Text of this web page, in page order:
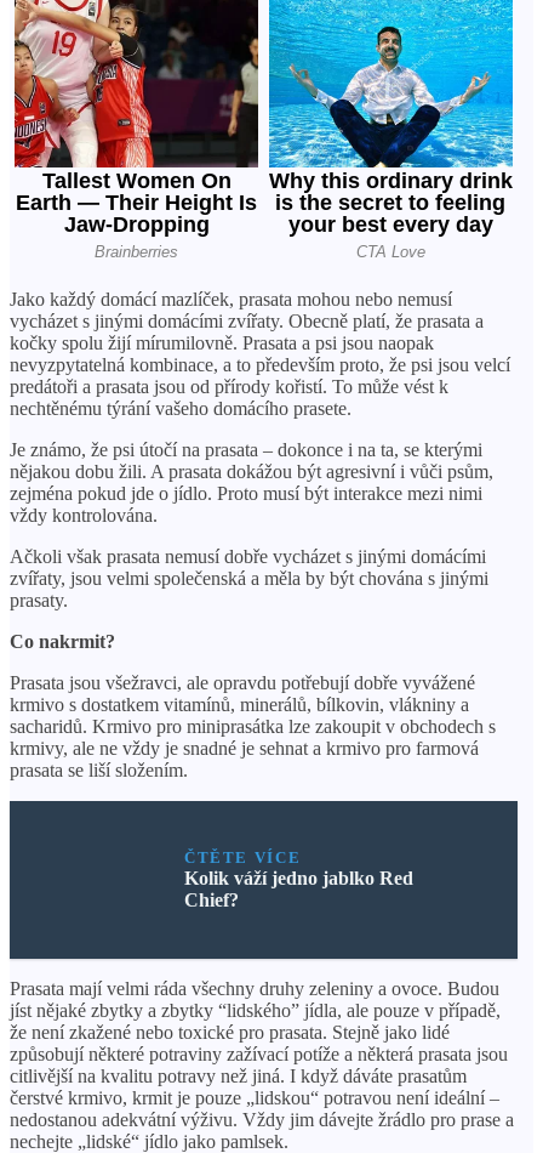
Jako každý domácí mazlíček, prasata mohou nebo nemusí
vycházet s jinými domácími zvířaty. Obecně platí, že prasata a
kočky spolu žijí mírumilovně. Prasata a psi jsou naopak
nevyzpytatelná kombinace, a to především proto, že psi jsou velcí
predátoři a prasata jsou od přírody kořistí. To může vést k
nechtěnému týrání vašeho domácího prasete.
Je známo, že psi útočí na prasata – dokonce i na ta, se kterými
nějakou dobu žili. A prasata dokážou být agresivní i vůči psům,
zejména pokud jde o jídlo. Proto musí být interakce mezi nimi
vždy kontrolována.
Ačkoli však prasata nemusí dobře vycházet s jinými domácími
zvířaty, jsou velmi společenská a měla by být chována s jinými
prasaty.
Co nakrmit?
Prasata jsou všežravci, ale opravdu potřebují dobře vyvážené
krmivo s dostatkem vitamínů, minerálů, bílkovin, vlákniny a
sacharidů. Krmivo pro miniprasátka lze zakoupit v obchodech s
krmivy, ale ne vždy je snadné je sehnat a krmivo pro farmová
prasata se liší složením.
ČTĚTE VÍCE
Kolik váží jedno jablko Red
Chief?
Prasata mají velmi ráda všechny druhy zeleniny a ovoce. Budou
jíst nějaké zbytky a zbytky “lidského” jídla, ale pouze v případě,
že není zkažené nebo toxické pro prasata. Stejně jako lidé
způsobují některé potraviny zažívací potíže a některá prasata jsou
citlivější na kvalitu potravy než jiná. I když dáváte prasatům
čerstvé krmivo, krmit je pouze „lidskou“ potravou není ideální –
nedostanou adekvátní výživu. Vždy jim dávejte žrádlo pro prase a
nechejte „lidské“ jídlo jako pamlsek.